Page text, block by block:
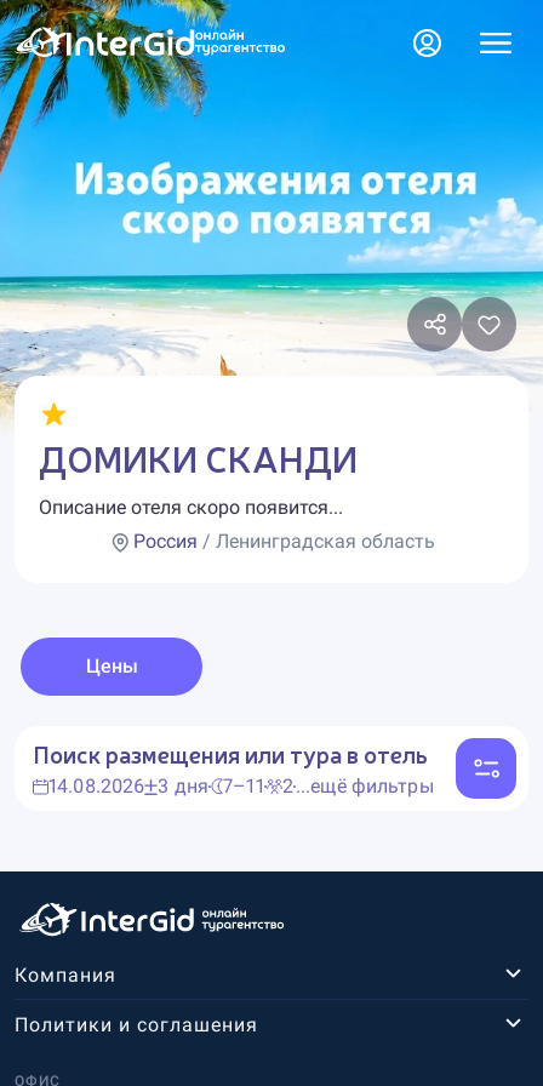
ДОМИКИ СКАНДИ
Описание отеля скоро появится...
Россия / Ленинградская область
Цены
Поиск размещения или тура в отель
14.08.2026 3 дня 7–11 2...ещё фильтры
Компания
ОФИС
Политики и соглашения